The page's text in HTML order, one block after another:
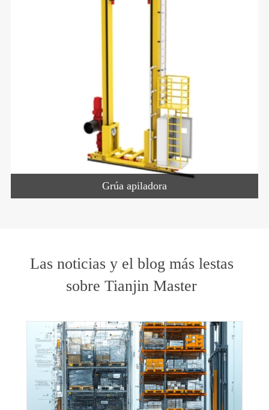
Grúa apiladora
Las noticias y el blog más lestas
sobre Tianjin Master